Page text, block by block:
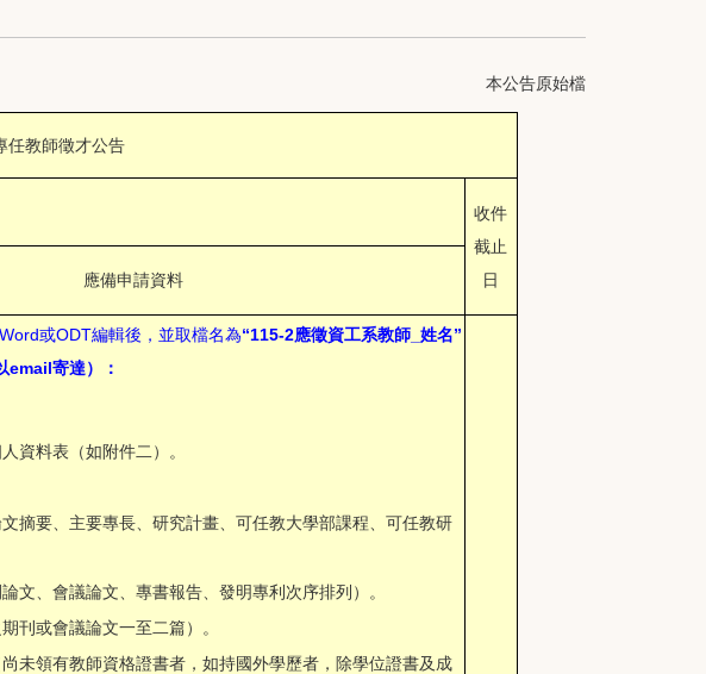
本公告原始檔
任教師徵才公告
收件
截止
日
應備申請資料
或ODT編輯後，並取檔名為“115-2應徵資工系教師_姓名”
email寄達）：
資料表（如附件二）。
摘要、主要專長、研究計畫、可任教大學部課程、可任教研
文、會議論文、專書報告、發明專利次序排列）。
刊或會議論文一至二篇）。
未領有教師資格證書者，如持國外學歷者，除學位證書及成